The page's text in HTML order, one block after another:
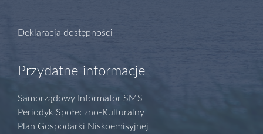
Deklaracja dostępności
Przydatne informacje
Samorządowy Informator SMS
Periodyk Społeczno-Kulturalny
Plan Gospodarki Niskoemisyjnej